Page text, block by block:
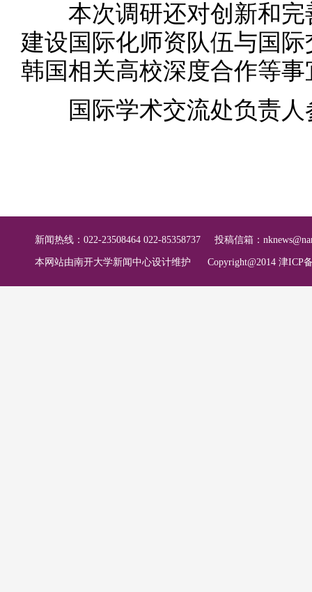
本次调研还对创新和完
建设国际化师资队伍与国
韩国相关高校深度合作等
国际学术交流处负责人
新闻热线：022-23508464 022-85358737 投稿信箱：
本网站由南开大学新闻中心设计维护 Copyright@2014 津ICP